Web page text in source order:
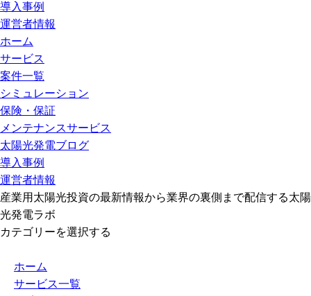
導入事例
運営者情報
ホーム
サービス
案件一覧
シミュレーション
保険・保証
メンテナンスサービス
太陽光発電ブログ
導入事例
運営者情報
産業用太陽光投資の最新情報から業界の裏側まで配信する太陽
光発電ラボ
カテゴリーを選択する
ホーム
サービス一覧